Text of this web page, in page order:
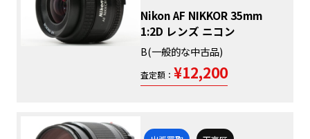
Nikon AF NIKKOR 35mm
1:2D レンズ ニコン
B(一般的な中古品)
査定額： ¥12,200